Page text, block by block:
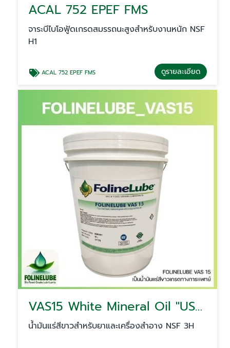
ACAL 752 EPEF FMS
จาระบีไบโอฟู้ดเกรดสมรรถนะสูงสำหรับงานหนัก NSF
H1
ACAL 752 EPEF FMS ดูรายละเอียด
VAS15 White Mineral Oil ''USP/EP''
น้ำมันแร่สีขาวสำหรับยาและเครื่องสำอาง NSF 3H